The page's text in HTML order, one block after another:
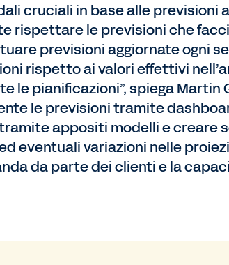
cruciali in base alle previsioni
rispettare le previsioni che
previsioni aggiornate ogni
rispetto ai valori effettivi
le pianificazioni”, spiega Martin
le previsioni tramite
appositi modelli e creare
eventuali variazioni nelle
da parte dei clienti e la